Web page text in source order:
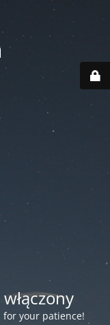
for your patience!